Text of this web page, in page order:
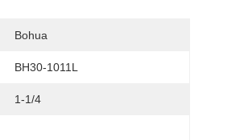
Bohua
BH30-1011L
1-1/4